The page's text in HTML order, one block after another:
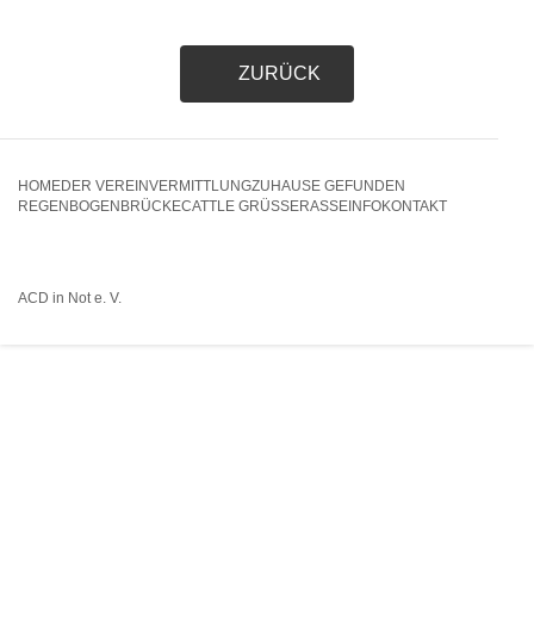
ZURÜCK
HOMEDER VEREINVERMITTLUNGZUHAUSE GEFUNDEN
REGENBOGENBRÜCKECATTLE GRÜSSE RASSEINFOKONTAKT
ACD in Not e. V.